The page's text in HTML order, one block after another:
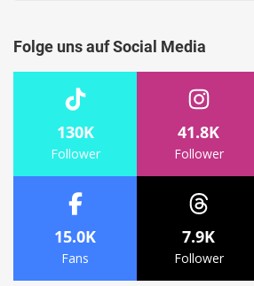
Folge uns auf Social Media
130K
Follower
41.8K
Follower
15.0K
Fans
7.9K
Follower